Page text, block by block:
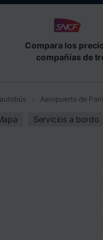
Compara los
compañías de
Aeropuerto de
Servicios a bordo